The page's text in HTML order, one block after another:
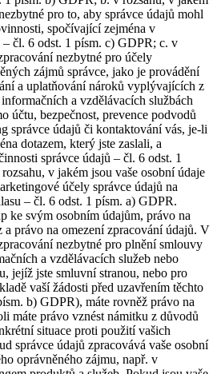
pro to, aby správce údajů mohl
spočívající zejména v
čl. 6 odst. 1 písm. c) GDPR; c. v
nezbytné pro účely
zájmů správce, jako je provádění
a uplatňování nároků vyplývajících z
a vzdělávacích službách
účtu, bezpečnost, prevence podvodů
správce údajů či kontaktování vás, je-li
dotazem, který jste zaslali, a
správce údajů – čl. 6 odst. 1
v jakém jsou vaše osobní údaje
účely správce údajů na
– čl. 6 odst. 1 písm. a) GDPR.
ke svým osobním údajům, právo na
právo na omezení zpracování údajů. V
nezbytné pro plnění smlouvy
a vzdělávacích služeb nebo
jejíž jste smluvní stranou, nebo pro
vaší žádosti před uzavřením těchto
b) GDPR), máte rovněž právo na
máte právo vznést námitku z důvodů
situace proti použití vašich
správce údajů zpracovává vaše osobní
oprávněného zájmu, např. v